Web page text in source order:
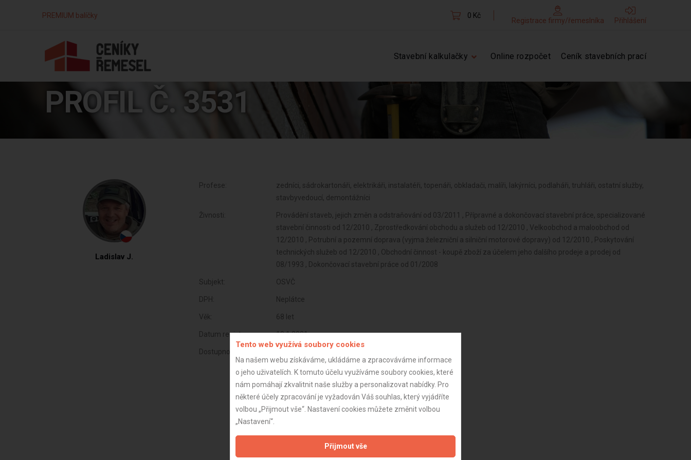
PREMIUM balíčky 0 Kč
Registrace firmy/řemeslníka Přihlášení
Stavební kalkulačky Online rozpočet Ceník stavebních prací
PROFIL Č. 3531
Ladislav J.
Profese:
zedníci, sádrokartonáři, elektrikáři, instalatéři, topenáři, obkladači, malíři, lakýrníci, podlaháři, truhláři, ostatní služby,
stavbyvedoucí, demontážníci
Živnosti:
Provádění staveb, jejich změn a odstraňování od 03/2011 , Přípravné a dokončovací stavební práce, specializované
stavební činnosti od 12/2010 , Zprostředkování obchodu a služeb od 12/2010 , Velkoobchod a maloobchod od
12/2010 , Potrubní a pozemní doprava (vyjma železniční a silniční motorové dopravy) od 12/2010 , Poskytování
technických služeb od 12/2010 , Obchodní činnost - koupě zboží za účelem jeho dalšího prodeje a prodej od
08/1993 , Dokončovací stavební práce od 01/2008
Subjekt: OSVČ
DPH: Neplátce
Věk: 68 let
Datum registrace: 10.1.2021
Dostupnost:
Tento web využívá soubory cookies
Na našem webu získáváme, ukládáme a zpracováváme informace
o jeho uživatelích. K tomuto účelu využíváme soubory cookies, které
nám pomáhají zkvalitnit naše služby a personalizovat nabídky. Pro
některé účely zpracování je vyžadován Váš souhlas, který vyjádříte
volbou „Přijmout vše“. Nastavení cookies můžete změnit volbou
„Nastavení“.
Přijmout vše